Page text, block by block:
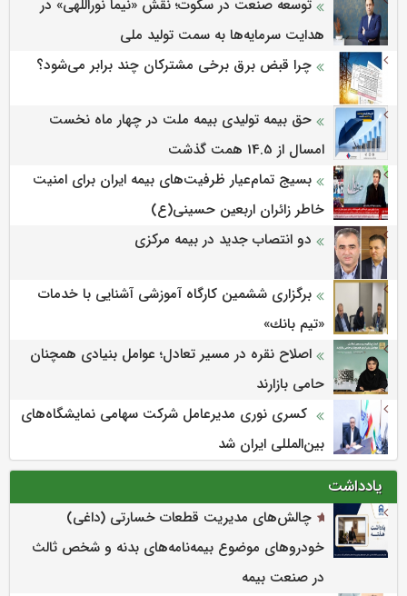
توسعه صنعت در سکوت؛ نقش «نیما نوراللهی» در
هدایت سرمایه‌ها به سمت تولید ملی
چرا قبض برق برخی مشترکان چند برابر می‌شود؟
حق بیمه تولیدی بیمه ملت در چهار ماه نخست
امسال از 14.5 همت گذشت
بسیج تمام‌عیار ظرفیت‌های بیمه ایران برای امنیت
خاطر زائران اربعین حسینی(ع)
دو انتصاب جدید در بیمه مرکزی
برگزاری ششمین كارگاه آموزشی آشنایی با خدمات
«تیم بانك»
اصلاح نقره در مسیر تعادل؛ عوامل بنیادی همچنان
حامی بازارند
کسری نوری مدیرعامل شرکت سهامی نمایشگاه‌های
بین‌المللی ایران شد
یادداشت
چالش‌های مدیریت قطعات خسارتی (داغی)
خودروهای موضوع بیمه‌نامه‌های بدنه و شخص ثالث
در صنعت بیمه